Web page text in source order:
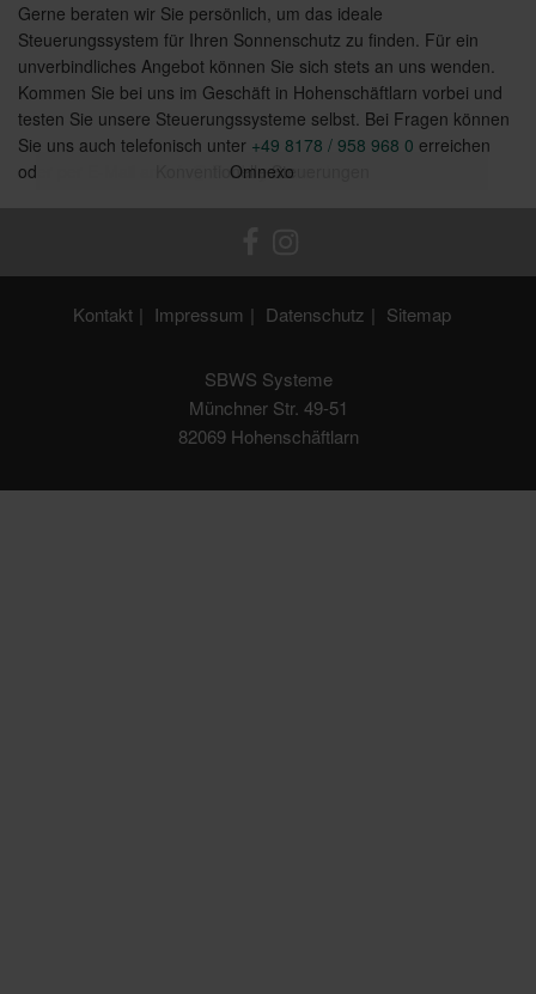
Funksysteme
Konventionelle Steuerungen
Omnexo
Gerne beraten wir Sie persönlich, um das ideale
Steuerungssystem für Ihren Sonnenschutz zu finden. Für ein
unverbindliches Angebot können Sie sich stets an uns wenden.
Kommen Sie bei uns im Geschäft in Hohenschäftlarn vorbei und
testen Sie unsere Steuerungssysteme selbst. Bei Fragen können
Sie uns auch telefonisch unter +49 8178 / 958 968 0 erreichen
oder per E-Mail an
info@sbws-systeme.de
Kontakt Impressum Datenschutz Sitemap
SBWS Systeme
Münchner Str. 49-51
82069 Hohenschäftlarn